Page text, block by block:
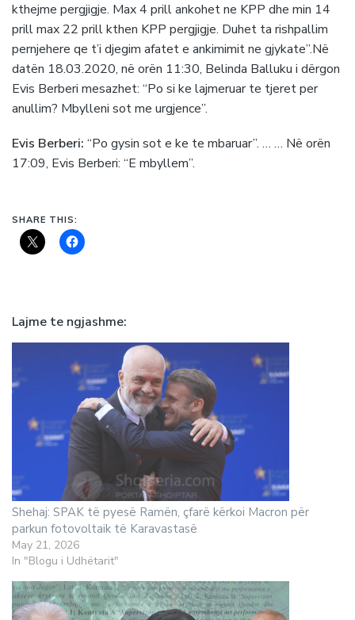
kthejme pergjigje. Max 4 prill ankohet ne KPP dhe min 14
prill max 22 prill kthen KPP pergjigje. Duhet ta rishpallim
pernjehere qe t’i djegim afatet e ankimimit ne gjykate”.Në
datën 18.03.2020, në orën 11:30, Belinda Balluku i dërgon
Evis Berberi mesazhet: “Po si ke lajmeruar te tjeret per
anullim? Mbylleni sot me urgjence”.
Evis Berberi: “Po gysin sot e ke te mbaruar”. … … Në orën
17:09, Evis Berberi: “E mbyllem”.
SHARE THIS:
Lajme te ngjashme
Shehaj: SPAK të pyesë Ramën, çfarë kërkoi Macron për
parkun fotovoltaik të Karavastasë
May 21, 2026
In "Blogu i Udhëtarit"